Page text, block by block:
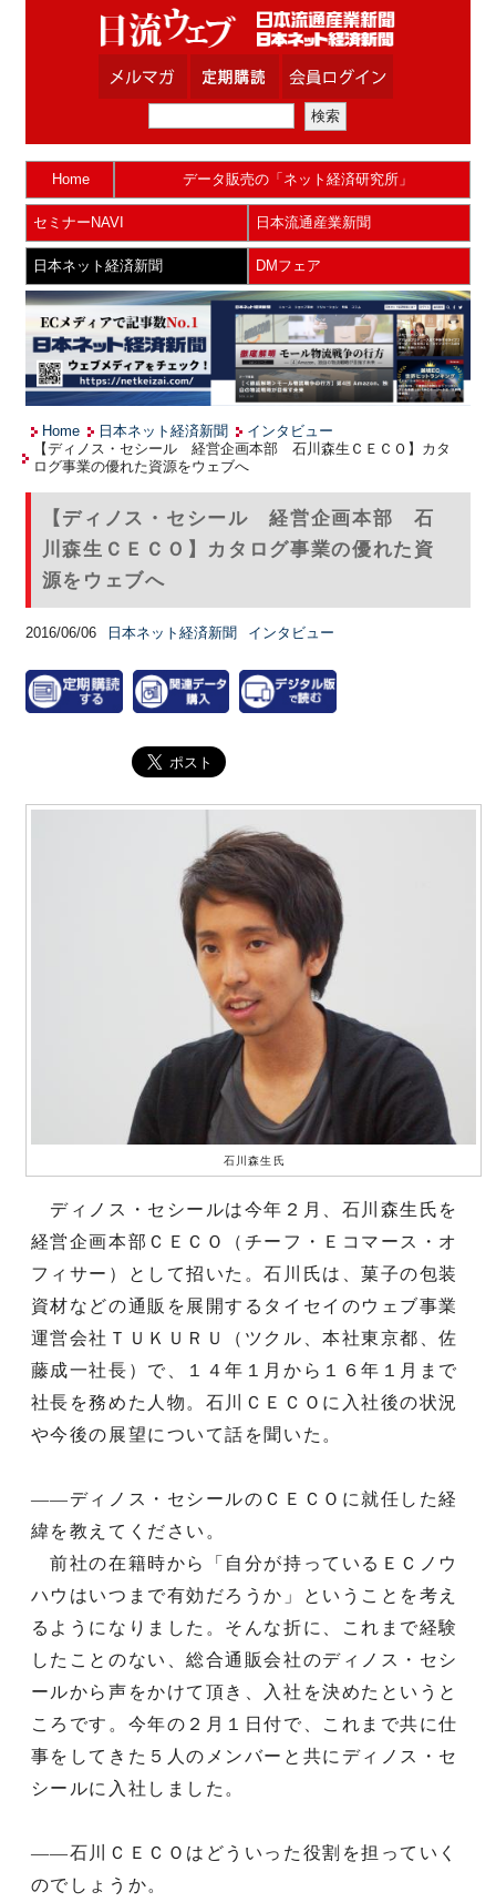
Home データ販売の「ネット経済研究所」
セミナーNAVI 日本流通産業新聞
日本ネット経済新聞 DMフェア
Home 日本ネット経済新聞
インタビュー
【ディノス・セシール 経営企画本部 石川森生ＣＥＣＯ】カタ
ログ事業の優れた資源をウェブへ
【ディノス・セシール 経営企画本部 石
川森生ＣＥＣＯ】カタログ事業の優れた資
源をウェブへ
2016/06/06 日本ネット経済新聞 インタビュー
石川森生氏
ディノス・セシールは今年２月、石川森生氏を
経営企画本部ＣＥＣＯ（チーフ・Ｅコマース・オ
フィサー）として招いた。石川氏は、菓子の包装
資材などの通販を展開するタイセイのウェブ事業
運営会社ＴＵＫＵＲＵ（ツクル、本社東京都、佐
藤成一社長）で、１４年１月から１６年１月まで
社長を務めた人物。石川ＣＥＣＯに入社後の状況
や今後の展望について話を聞いた。
——ディノス・セシールのＣＥＣＯに就任した経
緯を教えてください。
前社の在籍時から「自分が持っているＥＣノウ
ハウはいつまで有効だろうか」ということを考え
るようになりました。そんな折に、これまで経験
したことのない、総合通販会社のディノス・セシ
ールから声をかけて頂き、入社を決めたというと
ころです。今年の２月１日付で、これまで共に仕
事をしてきた５人のメンバーと共にディノス・セ
シールに入社しました。
——石川ＣＥＣＯはどういった役割を担っていく
のでしょうか。